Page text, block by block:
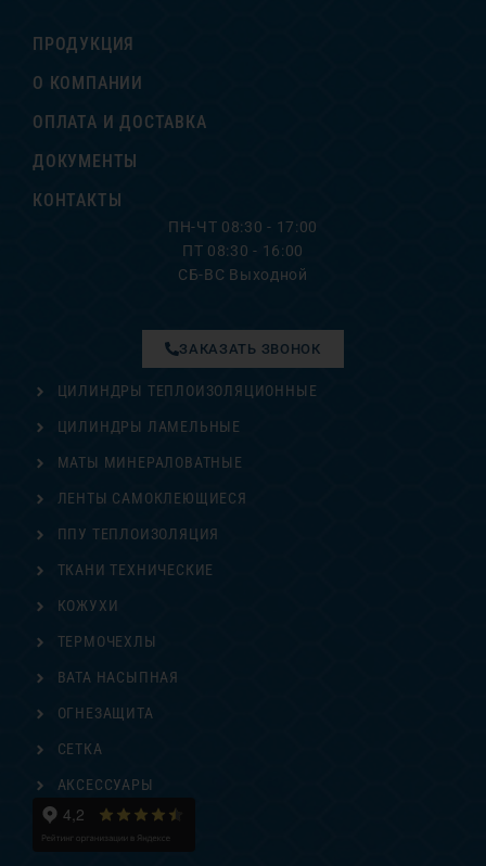
ПРОДУКЦИЯ
О КОМПАНИИ
ОПЛАТА И ДОСТАВКА
ДОКУМЕНТЫ
КОНТАКТЫ
ПН-ЧТ 08:30 - 17:00
ПТ 08:30 - 16:00
СБ-ВС Выходной
ЦИЛИНДРЫ ТЕПЛОИЗОЛЯЦИОННЫЕ
ЦИЛИНДРЫ ЛАМЕЛЬНЫЕ
МАТЫ МИНЕРАЛОВАТНЫЕ
ЛЕНТЫ САМОКЛЕЮЩИЕСЯ
ППУ ТЕПЛОИЗОЛЯЦИЯ
ТКАНИ ТЕХНИЧЕСКИЕ
ЗАКАЗАТЬ ЗВОНОК
КОЖУХИ
ТЕРМОЧЕХЛЫ
ВАТА НАСЫПНАЯ
ОГНЕЗАЩИТА
СЕТКА
АКСЕССУАРЫ